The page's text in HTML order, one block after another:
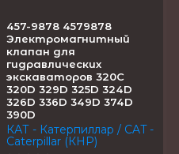
457-9878 4579878
Электромагнитный
клапан для
гидравлических
экскаваторов 320C
320D 329D 325D 324D
326D 336D 349D 374D
390D
КАТ - Катерпиллар / CAT -
Caterpillar (КНР)